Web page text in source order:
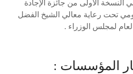
النسخة الأولى من جائزة الإجادة
تحت رعاية معالي الشيخ الفضل
لمجلس الوزراء .
المؤسسات :